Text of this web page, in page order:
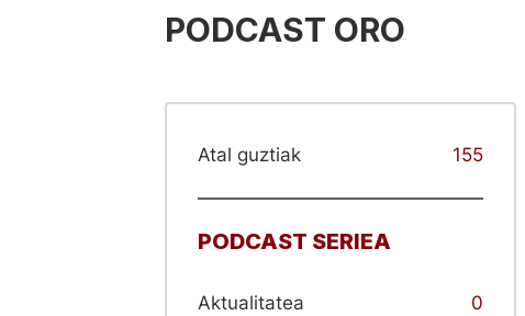
PODCAST ORO
Atal guztiak 155
PODCAST SERIEA
Aktualitatea 0